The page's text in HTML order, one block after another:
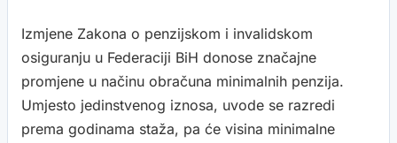
Izmjene Zakona o penzijskom i invalidskom
osiguranju u Federaciji BiH donose značajne
promjene u načinu obračuna minimalnih penzija.
Umjesto jedinstvenog iznosa, uvode se razredi
prema godinama staža, pa će visina minimalne